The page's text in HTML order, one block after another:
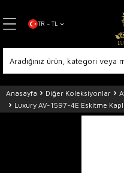
TR − TL
Anasayfa Diğer Koleksiyonlar
Luxury AV-1597-4E Eskitme